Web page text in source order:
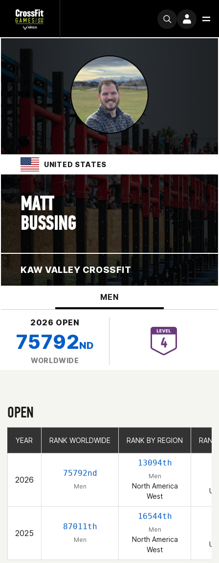
UNITED STATES
MATT
BUSSING
KAW VALLEY CROSSFIT
MEN
2026 OPEN
75792ND
WORLDWIDE
OPEN
YEAR RANK WORLDWIDE RANK BY REGION
2026
75792nd
Men
13094th
Men
North America
West
2025
87011th
Men
16544th
Men
North America
West
YEAR RANK WORLDWIDE RANK BY REGION